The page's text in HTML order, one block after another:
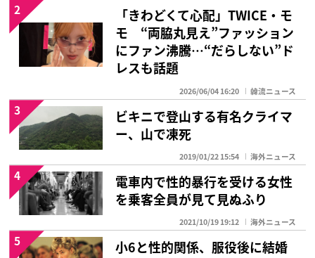
「きわどくて心配」TWICE・モ
モ “両脇丸見え”ファッション
にファン沸騰…“だらしない”ド
レスも話題
2026/06/04 16:20 韓流ニュース
2
ビキニで登山する有名クライマ
ー、山で凍死
2019/01/22 15:54 海外ニュース
3
電車内で性的暴行を受ける女性
を乗客全員が見て見ぬふり
2021/10/19 19:12 海外ニュース
4
小6と性的関係、服役後に結婚
5